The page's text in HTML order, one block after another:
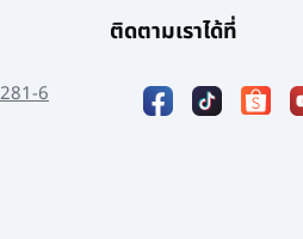
6
ติดตามเราได้ที่